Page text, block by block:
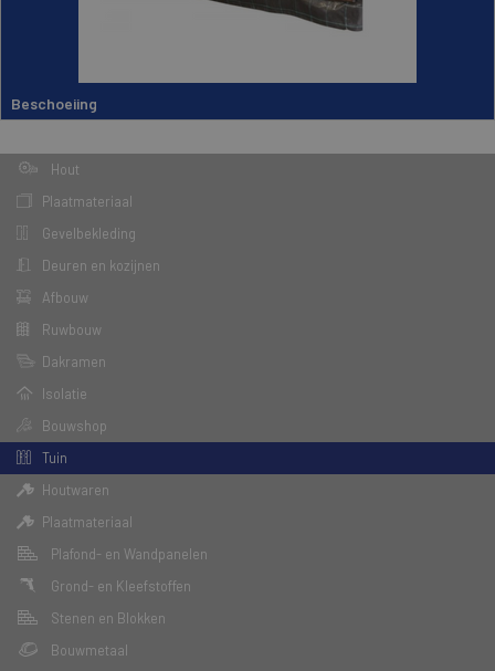
Beschoeiing
Hout
Plaatmateriaal
Gevelbekleding
Deuren en kozijnen
Afbouw
Ruwbouw
Dakramen
Isolatie
Bouwshop
Tuin
Houtwaren
Plaatmateriaal
Plafond- en Wandpanelen
Grond- en Kleefstoffen
Stenen en Blokken
Bouwmetaal